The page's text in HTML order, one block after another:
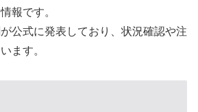
報です。
公式に発表しており、状況確認や注
ます。